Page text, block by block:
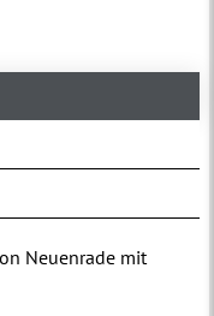
Neuenrade mit